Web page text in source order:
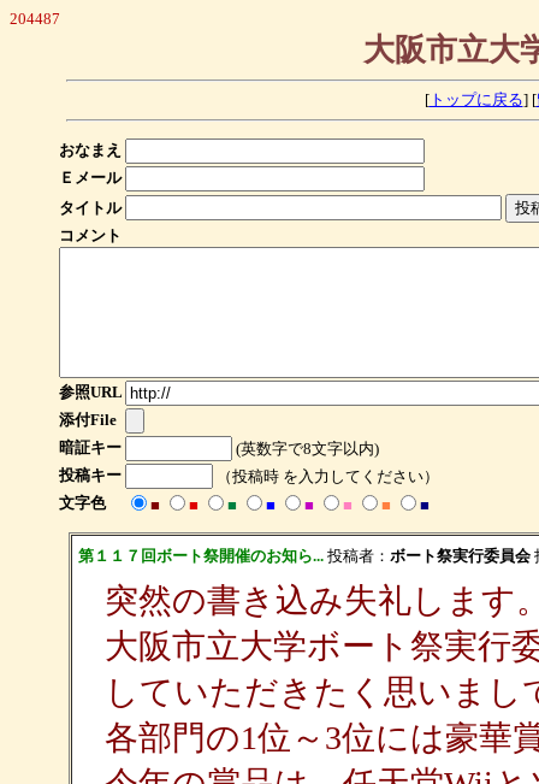
204487
大阪市立大
[トップに戻る] [
おなまえ
Ｅメール
タイトル
コメント
参照URL
添付File
暗証キー
(英数字で8文字以内)
投稿キー
（投稿時 を入力してください）
文字色
■ ■ ■ ■ ■ ■ ■ ■
第１１７回ボート祭開催のお知ら...投稿者： ボート祭実行委員会
突然の書き込み失礼します
大阪市立大学ボート祭実行
していただきたく思いま
各部門の1位～3位には豪華